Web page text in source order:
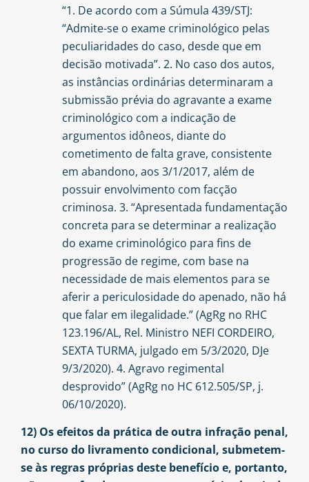
“1. De acordo com a Súmula 439/STJ:
“Admite-se o exame criminológico pelas
peculiaridades do caso, desde que em
decisão motivada”. 2. No caso dos autos,
as instâncias ordinárias determinaram a
submissão prévia do agravante a exame
criminológico com a indicação de
argumentos idôneos, diante do
cometimento de falta grave, consistente
em abandono, aos 3/1/2017, além de
possuir envolvimento com facção
criminosa. 3. “Apresentada fundamentação
concreta para se determinar a realização
do exame criminológico para fins de
progressão de regime, com base na
necessidade de mais elementos para se
aferir a periculosidade do apenado, não há
que falar em ilegalidade.” (AgRg no RHC
123.196/AL, Rel. Ministro NEFI CORDEIRO,
SEXTA TURMA, julgado em 5/3/2020, DJe
9/3/2020). 4. Agravo regimental
desprovido” (AgRg no HC 612.505/SP, j.
06/10/2020).
12) Os efeitos da prática de outra infração penal,
no curso do livramento condicional, submetem-
se às regras próprias deste benefício e, portanto,